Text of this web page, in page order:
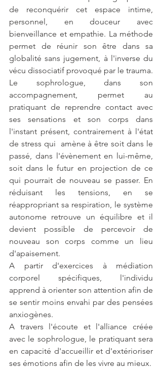
de reconquérir cet espace intime,
personnel, en douceur avec
bienveillance et empathie. La méthode
permet de réunir son être dans sa
globalité sans jugement, à l'inverse du
vécu dissociatif provoqué par le trauma.
Le sophrologue, dans son
accompagnement, permet au
pratiquant de reprendre contact avec
ses sensations et son corps dans
l'instant présent, contrairement à l'état
de stress qui  amène à être soit dans le
passé, dans l'évènement en lui-même,
soit dans le futur en projection de ce
qui pourrait de nouveau se passer. En
réduisant les tensions, en se
réappropriant sa respiration, le système
autonome retrouve un équilibre et il
devient possible de percevoir de
nouveau son corps comme un lieu
d'apaisement.
A partir d'exercices à médiation
corporel spécifiques, l'individu
apprend à orienter son attention afin de
se sentir moins envahi par des pensées
anxiogènes.
A travers l'écoute et l'alliance créée
avec le sophrologue, le pratiquant sera
en capacité d'accueillir et d'extérioriser
ses émotions afin de les vivre au mieux.